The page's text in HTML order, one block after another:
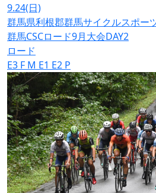
9.24(日)
群馬県利根郡群馬サイクルスポー
群馬CSCロード9月大会DAY2
ロード
E3 F M E1 E2 P